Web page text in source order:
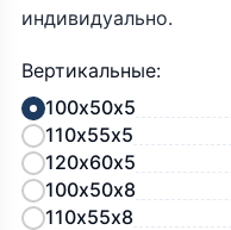
индивидуально.
Вертикальные:
100х50х5
110х55х5
120х60х5
100х50х8
110х55х8